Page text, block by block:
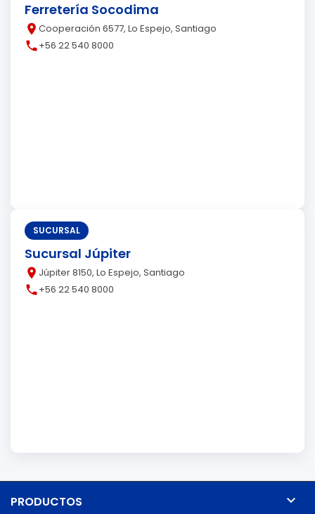
Ferretería Socodima
place Cooperación 6577, Lo Espejo, Santiago
call+56 22 540 8000
SUCURSAL
Sucursal Júpiter
place Júpiter 8150, Lo Espejo, Santiago
call+56 22 540 8000
PRODUCTOS 